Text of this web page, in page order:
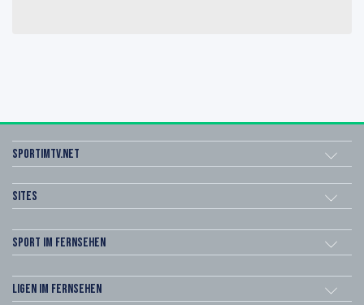
sportimtv.net
Sites
Sport im Fernsehen
Ligen im Fernsehen